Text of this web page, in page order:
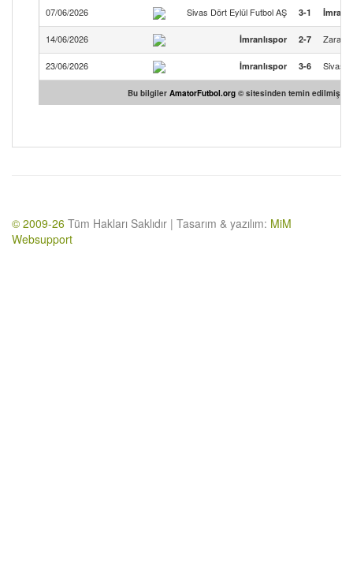
07/06/2026 Sivas Dört Eylül Futbol AŞ 3-1
14/06/2026 İmranlıspor 2-7
23/06/2026 İmranlıspor 3-6 Sivas
Bu bilgiler AmatorFutbol.org © sitesinden temin edilmiştir.
© 2009-26 Tüm Hakları Saklıdır | Tasarım & yazılım: MiM
Websupport